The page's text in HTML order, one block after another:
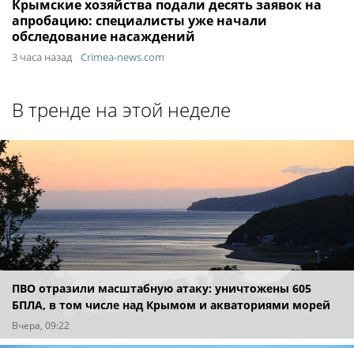
Крымские хозяйства подали десять заявок на
апробацию: специалисты уже начали
обследование насаждений
3 часа назад Crimea-news.com
В тренде на этой неделе
ПВО отразили масштабную атаку: уничтожены 605
БПЛА, в том числе над Крымом и акваториями морей
Вчера, 09:22